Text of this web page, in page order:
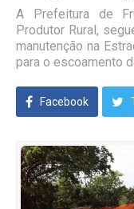
A Prefeitura de
Produtor Rural,
manutenção na
para o escoamento
Facebook